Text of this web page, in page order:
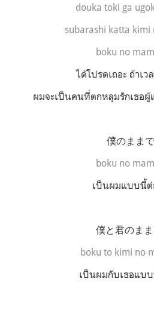
douka toki ga
subarashi katta kimi
boku no
ได้โปรดเถอะ ถ้าเว
ผมจะเป็นคนที่ตกหลุมรักเธอ
僕のまま
boku no
เป็นผมแบบนี้ต่
僕と君のま
boku to kimi no
เป็นผมกับเธอแบ